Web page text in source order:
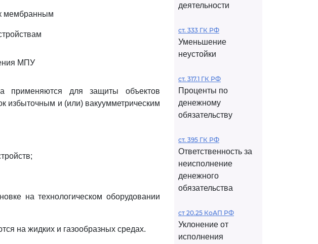
мембранным
МПУ
применяются для защиты объектов
избыточным и (или) вакуумметрическим
на технологическом оборудовании
на жидких и газообразных средах.
деятельности
ст. 333 ГК РФ
Уменьшение
неустойки
ст. 317.1 ГК РФ
Проценты по
денежному
обязательству
ст. 395 ГК РФ
Ответственность за
неисполнение
денежного
обязательства
ст 20.25 КоАП РФ
Уклонение от
исполнения